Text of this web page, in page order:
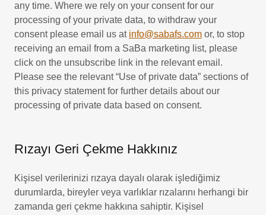
any time. Where we rely on your consent for our
processing of your private data, to withdraw your
consent please email us at info@sabafs.com or, to stop
receiving an email from a SaBa marketing list, please
click on the unsubscribe link in the relevant email.
Please see the relevant “Use of private data” sections of
this privacy statement for further details about our
processing of private data based on consent.
Rızayı Geri Çekme Hakkınız
Kişisel verilerinizi rızaya dayalı olarak işlediğimiz
durumlarda, bireyler veya varlıklar rızalarını herhangi bir
zamanda geri çekme hakkına sahiptir. Kişisel